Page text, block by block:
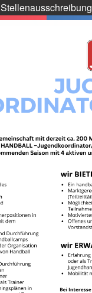
Stellenausschreibung